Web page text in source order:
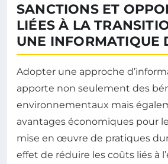
SANCTIONS ET
LIÉES À LA
UNE INFORMATIQUE
Adopter une approche
apporte non seulement des
environnementaux mais
avantages économiques pour
mise en œuvre de pratiques
effet de réduire les coûts liés à